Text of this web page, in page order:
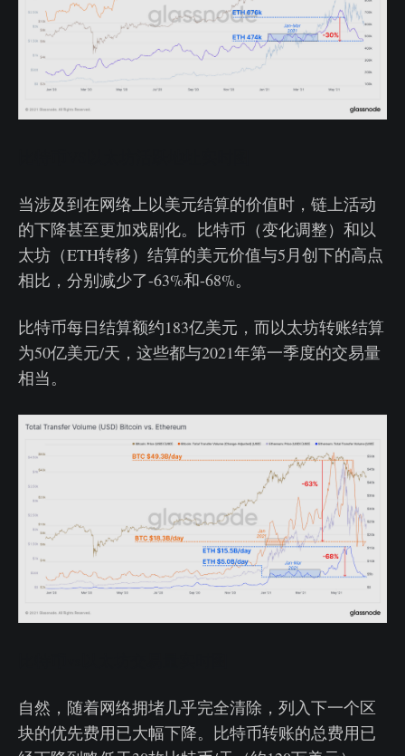
当涉及到在网络上以美元结算的价值时，链上活动
的下降甚至更加戏剧化。比特币（变化调整）和以
太坊（ETH转移）结算的美元价值与5月创下的高点
相比，分别减少了-63%和-68%。
比特币每日结算额约183亿美元，而以太坊转账结算
为50亿美元/天，这些都与2021年第一季度的交易量
相当。
自然，随着网络拥堵几乎完全清除，列入下一个区
块的优先费用已大幅下降。比特币转账的总费用已